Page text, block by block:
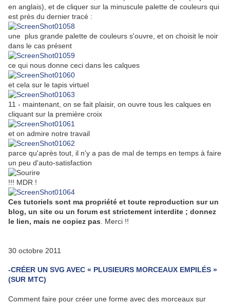
en anglais), et de cliquer sur la minuscule palette de couleurs qui
est près du dernier tracé :
une plus grande palette de couleurs s'ouvre, et on choisit le noir
dans le cas présent
ce qui nous donne ceci dans les calques
et cela sur le tapis virtuel
11 - maintenant, on se fait plaisir, on ouvre tous les calques en
cliquant sur la première croix
et on admire notre travail
parce qu'après tout, il n'y a pas de mal de temps en temps à faire
un peu d'auto-satisfaction
!!! MDR !
Ces tutoriels sont ma propriété et toute reproduction sur un
blog, un site ou un forum est strictement interdite ; donnez
le lien, mais ne copiez pas . Merci !!
30 octobre 2011
-CRÉER UN SVG AVEC « PLUSIEURS MORCEAUX EMPILÉS »
(SUR MTC)
Comment faire pour créer une forme avec des morceaux sur